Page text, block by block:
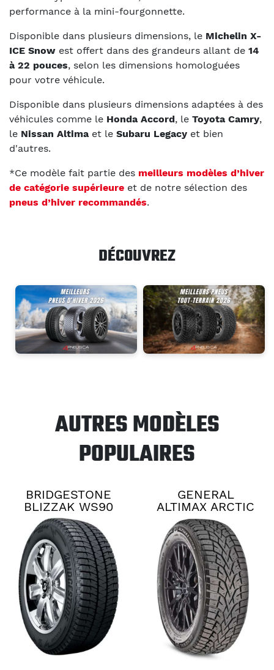
performance à la mini-fourgonnette.
Disponible dans plusieurs dimensions, le Michelin X-
ICE Snow est offert dans des grandeurs allant de 14
à 22 pouces, selon les dimensions homologuées
pour votre véhicule.
Disponible dans plusieurs dimensions adaptées à des
véhicules comme le Honda Accord, le Toyota Camry,
le Nissan Altimaet le Subaru Legacy et bien
d'autres.
*Ce modèle fait partie des meilleurs modèles d’hiver
de catégorie supérieure et de notre sélection des
pneus d’hiver recommandés.
DÉCOUVREZ
AUTRES MODÈLES
POPULAIRES
BRIDGESTONE
BLIZZAK WS90
GENERAL
ALTIMAX ARCTIC
12